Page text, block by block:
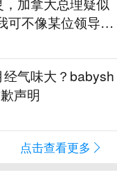
可不像某位领导
阴谋”，全场哄笑
气味大？babysh
声明
点击查看更多